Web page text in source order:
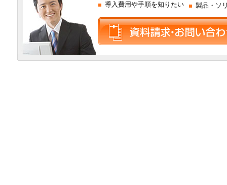
導入費用や手順を知りたい
製品・ソ